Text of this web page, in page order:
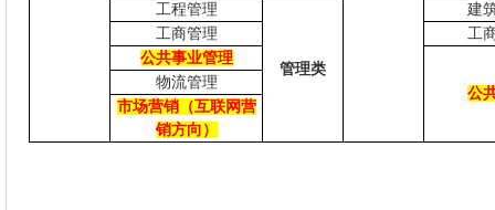
工程管理
管理类
建
工商管理
工
公共事业管理
公
物流管理
市场营销（互联网营
销方向）